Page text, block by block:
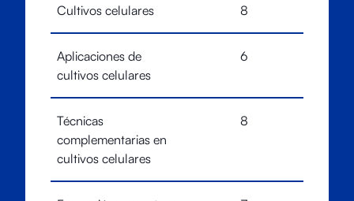
Cultivos celulares 8
Aplicaciones de
cultivos celulares
6
Técnicas
complementarias en
cultivos celulares
8